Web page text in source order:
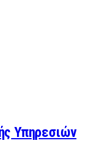
Υπηρεσιών